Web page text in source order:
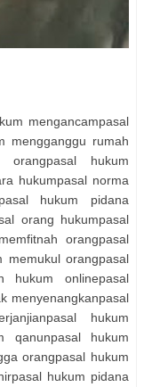
mengancampasal
mengganggu rumah
orangpasal hukum
hukumpasal norma
hukum pidana
orang hukumpasal
orangpasal
memukul orangpasal
hukum onlinepasal
menyenangkanpasal
hukum
qanunpasal hukum
orangpasal hukum
hukum pidana